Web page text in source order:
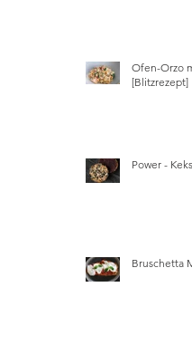
Ofen-Orzo
[Blitzrezept]
Power -
Bruschetta